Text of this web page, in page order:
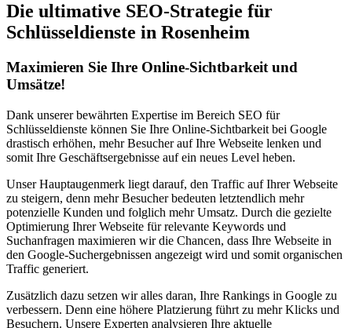
Die ultimative SEO-Strategie für
Schlüsseldienste in Rosenheim
Maximieren Sie Ihre Online-Sichtbarkeit und
Umsätze!
Dank unserer bewährten Expertise im Bereich SEO für
Schlüsseldienste können Sie Ihre Online-Sichtbarkeit bei Google
drastisch erhöhen, mehr Besucher auf Ihre Webseite lenken und
somit Ihre Geschäftsergebnisse auf ein neues Level heben.
Unser Hauptaugenmerk liegt darauf, den Traffic auf Ihrer Webseite
zu steigern, denn mehr Besucher bedeuten letztendlich mehr
potenzielle Kunden und folglich mehr Umsatz. Durch die gezielte
Optimierung Ihrer Webseite für relevante Keywords und
Suchanfragen maximieren wir die Chancen, dass Ihre Webseite in
den Google-Suchergebnissen angezeigt wird und somit organischen
Traffic generiert.
Zusätzlich dazu setzen wir alles daran, Ihre Rankings in Google zu
verbessern. Denn eine höhere Platzierung führt zu mehr Klicks und
Besuchern. Unsere Experten analysieren Ihre aktuelle